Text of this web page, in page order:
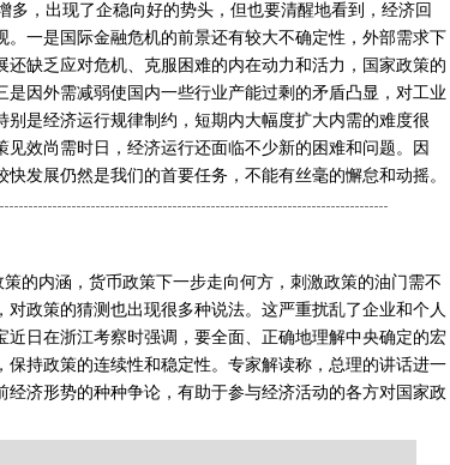
，出现了企稳向好的势头，但也要清醒地看到，经济回
一是国际金融危机的前景还有较大不确定性，外部需求下
缺乏应对危机、克服困难的内在动力和活力，国家政策的
因外需减弱使国内一些行业产能过剩的矛盾凸显，对工业
是经济运行规律制约，短期内大幅度扩大内需的难度很
效尚需时日，经济运行还面临不少新的困难和问题。因
发展仍然是我们的首要任务，不能有丝毫的懈怠和动摇。
的内涵，货币政策下一步走向何方，刺激政策的油门需不
政策的猜测也出现很多种说法。这严重扰乱了企业和个人
日在浙江考察时强调，要全面、正确地理解中央确定的宏
持政策的连续性和稳定性。专家解读称，总理的讲话进一
济形势的种种争论，有助于参与经济活动的各方对国家政